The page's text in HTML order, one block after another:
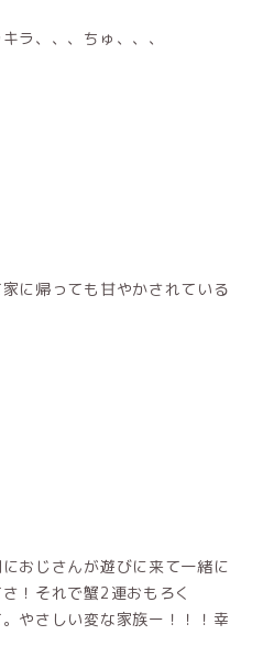
ラ、、、ちゅ、、、
に帰っても甘やかされている
おじさんが遊びに来て一緒に
！それで蟹2連おもろく
やさしい変な家族ー！！！幸